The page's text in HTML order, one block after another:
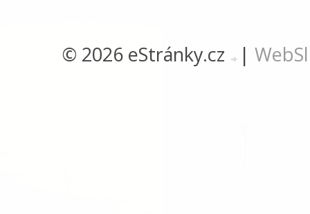
© 2026 eStránky.cz |